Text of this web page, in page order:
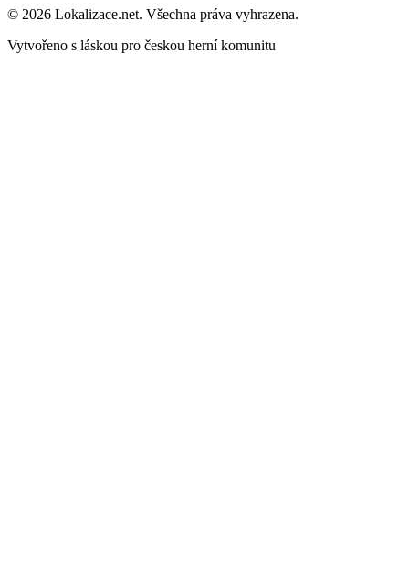
© 2026 Lokalizace.net. Všechna práva vyhrazena.
Vytvořeno s láskou pro českou herní komunitu